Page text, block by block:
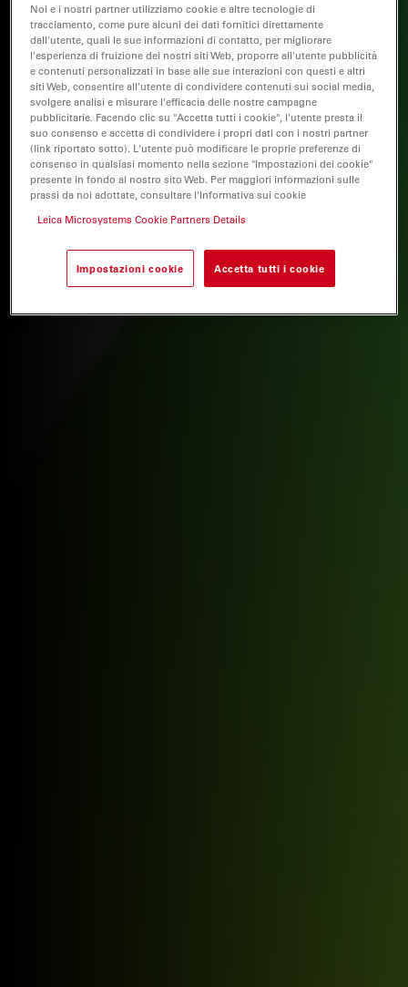
Noi e i nostri partner utilizziamo cookie e altre tecnologie di
tracciamento, come pure alcuni dei dati fornitici direttamente
dall'utente, quali le sue informazioni di contatto, per migliorare
l'esperienza di fruizione dei nostri siti Web, proporre all'utente pubblicità
e contenuti personalizzati in base alle sue interazioni con questi e altri
siti Web, consentire all'utente di condividere contenuti sui social media,
svolgere analisi e misurare l'efficacia delle nostre campagne
pubblicitarie. Facendo clic su "Accetta tutti i cookie", l'utente presta il
suo consenso e accetta di condividere i propri dati con i nostri partner
(link riportato sotto). L'utente può modificare le proprie preferenze di
consenso in qualsiasi momento nella sezione "Impostazioni dei cookie"
presente in fondo al nostro sito Web. Per maggiori informazioni sulle
prassi da noi adottate, consultare l'Informativa sui cookie
Leica Microsystems Cookie Partners Details
Impostazioni cookie Accetta tutti i cookie